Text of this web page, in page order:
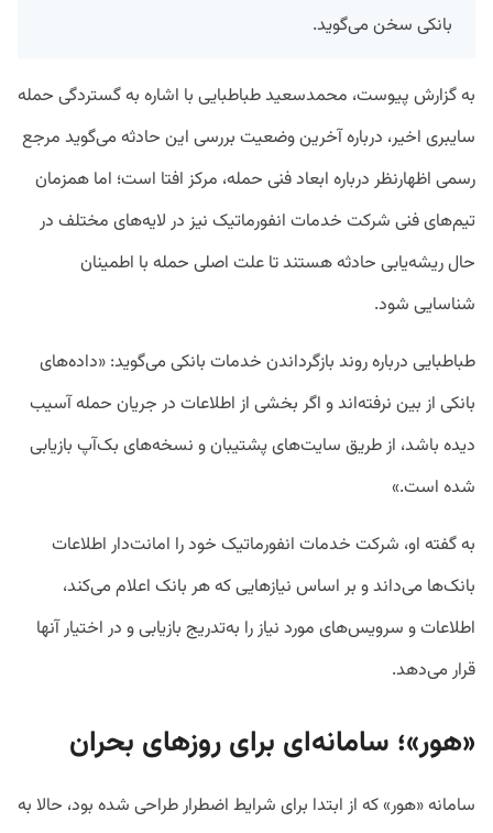
بانکی سخن می‌گوید.
به گزارش پیوست، محمدسعید طباطبایی با اشاره به گستردگی حمله
سایبری اخیر، درباره آخرین وضعیت بررسی این حادثه می‌گوید مرجع
رسمی اظهارنظر درباره ابعاد فنی حمله، مرکز افتا است؛ اما همزمان
تیم‌های فنی شرکت خدمات انفورماتیک نیز در لایه‌های مختلف در
حال ریشه‌یابی حادثه هستند تا علت اصلی حمله با اطمینان
شناسایی شود.
طباطبایی درباره روند بازگرداندن خدمات بانکی می‌گوید: «داده‌های
بانکی از بین نرفته‌اند و اگر بخشی از اطلاعات در جریان حمله آسیب
دیده باشد، از طریق سایت‌های پشتیبان و نسخه‌های بک‌آپ بازیابی
شده است.»
به گفته او، شرکت خدمات انفورماتیک خود را امانت‌دار اطلاعات
بانک‌ها می‌داند و بر اساس نیازهایی که هر بانک اعلام می‌کند،
اطلاعات و سرویس‌های مورد نیاز را به‌تدریج بازیابی و در اختیار آنها
قرار می‌دهد.
«هور»؛ سامانه‌ای برای روزهای بحران
سامانه «هور» که از ابتدا برای شرایط اضطرار طراحی شده بود، حالا به